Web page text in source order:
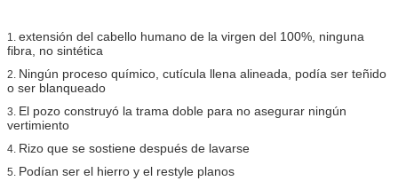
1. extensión del cabello humano de la virgen del 100%, ninguna
fibra, no sintética
2. Ningún proceso químico, cutícula llena alineada, podía ser teñido
o ser blanqueado
3. El pozo construyó la trama doble para no asegurar ningún
vertimiento
4. Rizo que se sostiene después de lavarse
5. Podían ser el hierro y el restyle planos